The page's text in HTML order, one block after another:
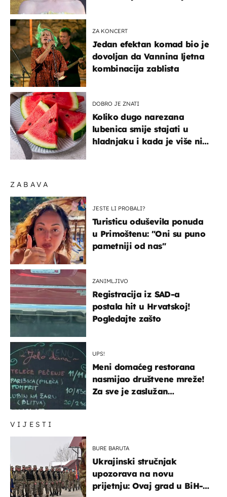
VIJESTI
BURE BARUTA
Ukrajinski stručnjak
upozorava na novu
prijetnju: Ovaj grad u BiH-u
ZABAVA
JESTE LI PROBALI?
Turisticu oduševila ponuda
u Primoštenu: "Oni su puno
pametniji od nas"
ZANIMLJIVO
Registracija iz SAD-a
postala hit u Hrvatskoj!
Pogledajte zašto
UPS!
Meni domaćeg restorana
nasmijao društvene mreže!
Za sve je zaslužan
ZA KONCERT
Jedan efektan komad bio je
dovoljan da Vannina ljetna
kombinacija zablista
DOBRO JE ZNATI
Koliko dugo narezana
lubenica smije stajati u
hladnjaku i kada je više nije